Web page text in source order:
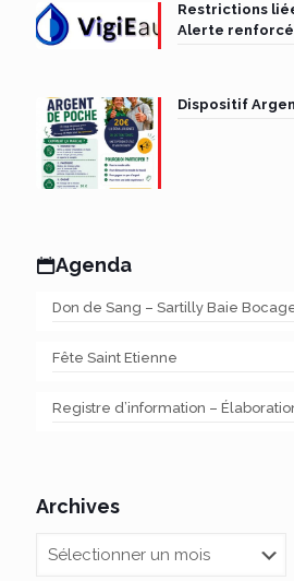
Restrictions
Alerte
Dispositif
Agenda
Don de Sang – Sartilly Baie
Fête Saint Etienne
Registre d’information –
Archives
Archives